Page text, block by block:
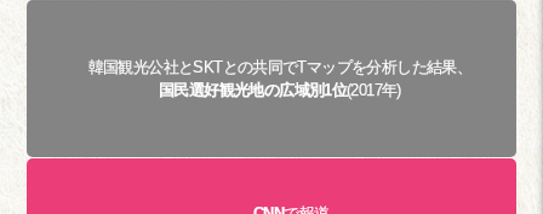
韓国観光公社とSKTとの共同でTマップを分析した結果、
国民選好観光地の広域別1位(2017年)